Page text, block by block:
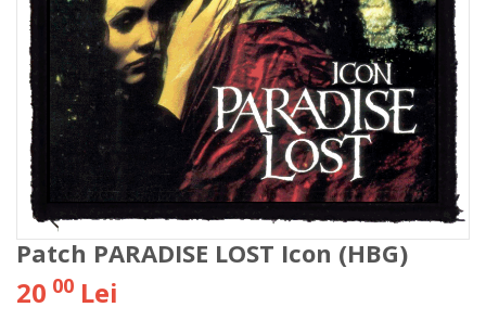
Patch PARADISE LOST Icon (HBG)
20 00 Lei